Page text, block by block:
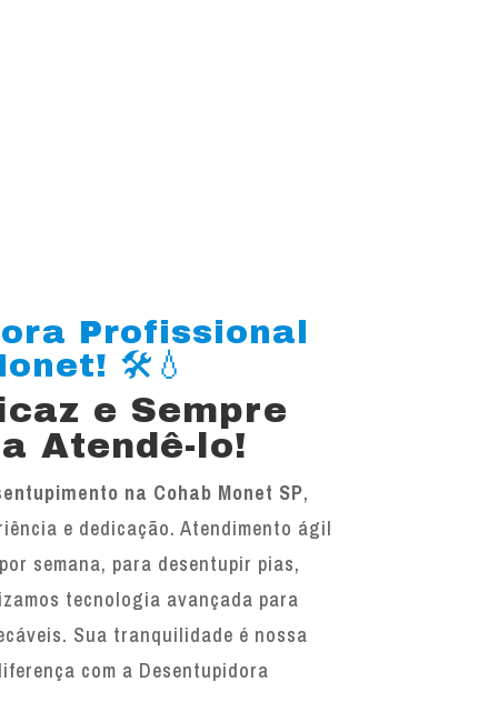
Profissional
🛠️💧
e Sempre
Atendê-lo!
na Cohab Monet SP,
e dedicação. Atendimento ágil
semana, para desentupir pias,
tecnologia avançada para
Sua tranquilidade é nossa
com a Desentupidora